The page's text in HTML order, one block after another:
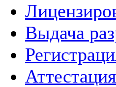
Выдача
Аттестация